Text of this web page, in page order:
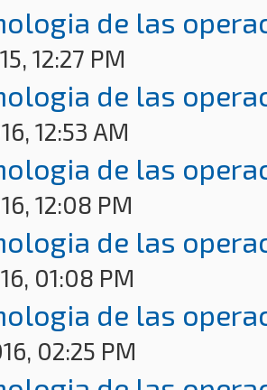
de las
12:27 PM
de las
12:53 AM
de las
12:08 PM
de las
01:08 PM
de las
02:25 PM